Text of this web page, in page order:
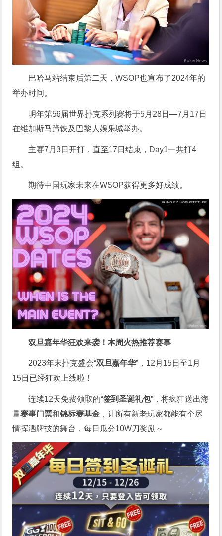
巴哈马站结束后第二天，WSOP也宣布了2024年的
举办时间。
明年第56届世界扑克系列赛将于5月28日—7月17日
在维加斯马蹄铁及巴黎人娱乐城举办。
主赛7月3日开打，直至17日结束，Day1一共打4
组。
期待中国玩家未来在WSOP获得更多好成绩。
双旦嘉年华狂欢来袭！本周火热推荐赛事
2023年末扑克盛会“双旦嘉年华”，12月15日至1月
15日已经狂欢上线啦！
连续12天免费领取的“签到圣诞礼包”，将疯狂送出海
量赛事门票和锦标赛基金 ，让所有新老玩家都能有个尽
情挥洒牌技的舞台，每日瓜分10W刀奖励～